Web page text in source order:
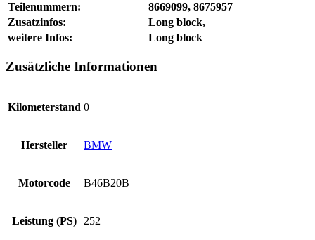
Teilenummern:
8669099, 8675957
Zusatzinfos:
Long block,
weitere Infos:
Long block
Zusätzliche Informationen
Kilometerstand 0
Hersteller BMW
Motorcode B46B20B
Leistung (PS) 252